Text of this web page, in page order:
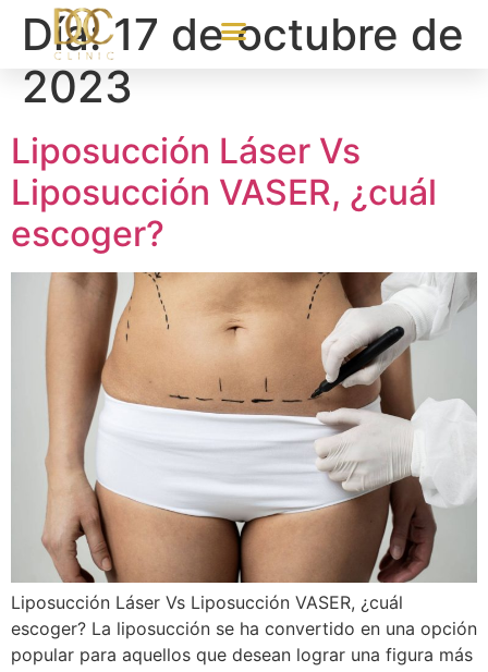
Día:17 de octubre de
2023
Liposucción Láser Vs
Liposucción VASER, ¿cuál
escoger?
Liposucción Láser Vs Liposucción VASER, ¿cuál
escoger? La liposucción se ha convertido en una opción
popular para aquellos que desean lograr una figura más